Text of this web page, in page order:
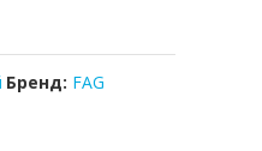
Бренд: FAG